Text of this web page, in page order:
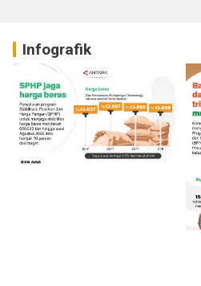
Infografik